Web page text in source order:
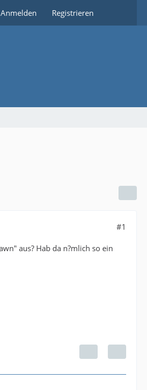
Anmelden Registrieren
#1
aus? Hab da n?mlich so ein